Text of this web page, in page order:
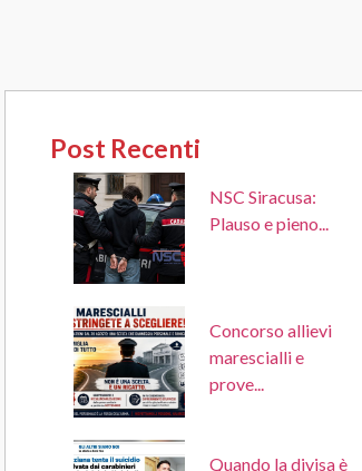
Post Recenti
NSC Siracusa:
Plauso e pieno...
Concorso allievi
marescialli e
prove...
Quando la divisa è